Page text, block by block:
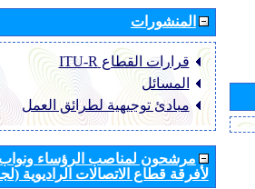
المنشورات
قرارات القطاع ‏ITU-R
المسائل
مبادئ توجيهية لطرائق العمل
مرشحون لمناصب الرؤساء ونواب
لأفرقة قطاع الاتصالات الراديوية